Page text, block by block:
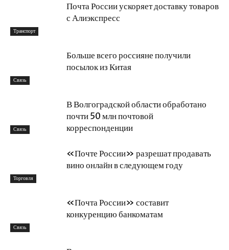
Транспорт
Почта России ускоряет доставку товаров
с Алиэкспресс
Связь
Больше всего россияне получили
посылок из Китая
Связь
В Волгоградской области обработано
почти 50 млн почтовой
корреспонденции
Торговля
«Почте России» разрешат продавать
вино онлайн в следующем году
Связь
«Почта России» составит
конкуренцию банкоматам